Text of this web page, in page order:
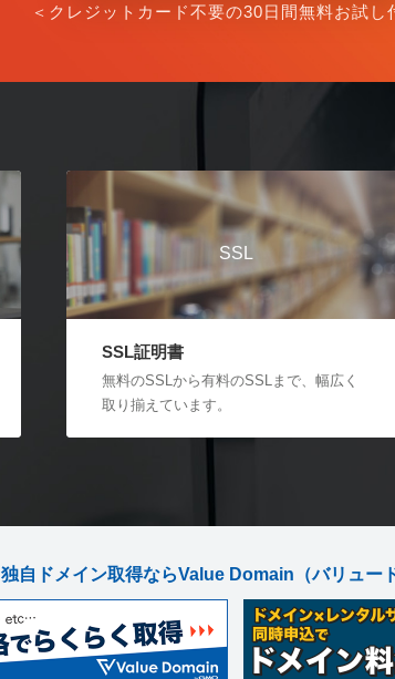
＜クレジットカード不要の30日間無料お試し
SSL
SSL証明書
無料のSSLから有料のSSLまで、幅広く
取り揃えています。
独自ドメイン取得ならValue Domain （バリュー